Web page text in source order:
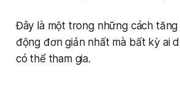
Đây là một trong những cách
động đơn giản nhất mà bất kỳ ai
có thể tham gia.